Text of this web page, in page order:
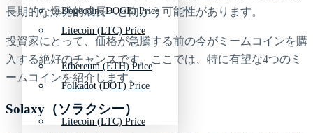
Litecoin (LTC) Price
Polkadot (DOT) Price
Dogecoin (DOGE) Price
Ethereum (ETH) Price
Litecoin (LTC) Price
長期的な爆発的成長へと向かう可能性があります。
投資家にとって、価格が急騰する前の今がミームコインを購
入する絶好のチャンスです。ここでは、特に有望な4つのミ
ームコインを紹介します。
Solaxy（ソラクシー）